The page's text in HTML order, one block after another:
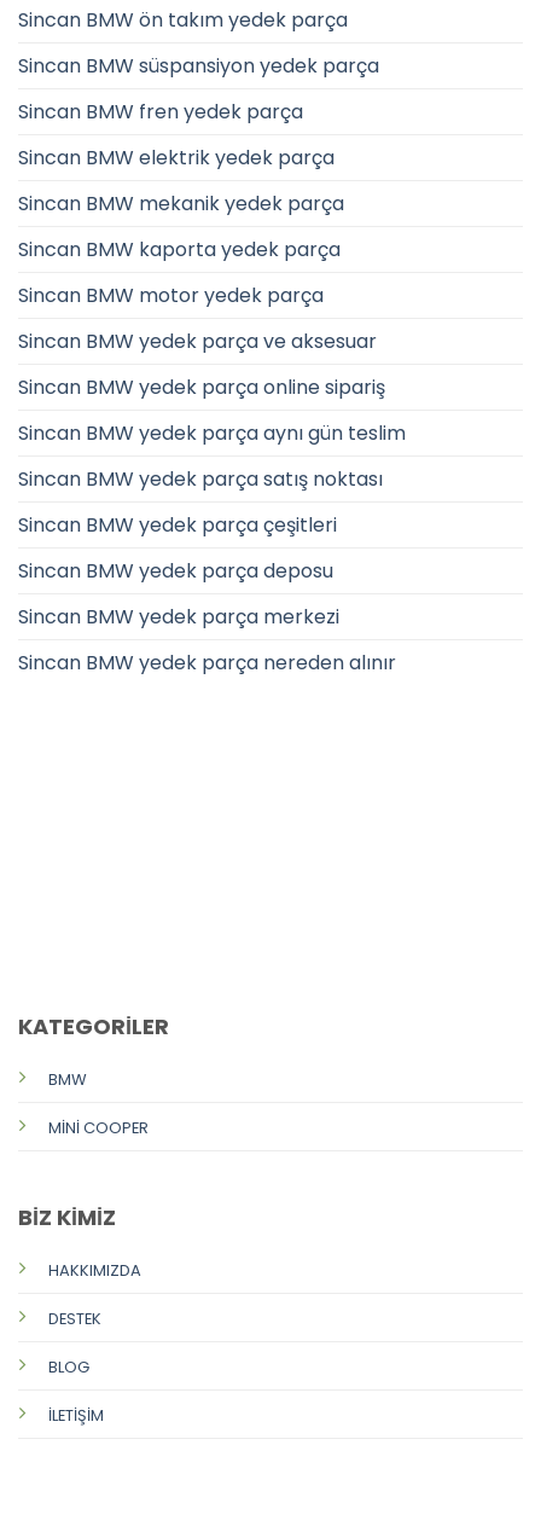
Sincan BMW ön takım yedek parça
Sincan BMW süspansiyon yedek parça
Sincan BMW fren yedek parça
Sincan BMW elektrik yedek parça
Sincan BMW mekanik yedek parça
Sincan BMW kaporta yedek parça
Sincan BMW motor yedek parça
Sincan BMW yedek parça ve aksesuar
Sincan BMW yedek parça online sipariş
Sincan BMW yedek parça aynı gün teslim
Sincan BMW yedek parça satış noktası
Sincan BMW yedek parça çeşitleri
Sincan BMW yedek parça deposu
Sincan BMW yedek parça merkezi
Sincan BMW yedek parça nereden alınır
KATEGORİLER
BMW
MİNİ COOPER
BİZ KİMİZ
HAKKIMIZDA
DESTEK
BLOG
İLETİŞİM